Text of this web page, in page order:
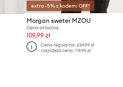
extra -5% z kodem: OFF*
Morgan sweter MZOU
Cena aktualna:
109,99 zł
Cena regularna: 239,99 zł
Najniższa cena: 119,99 zł